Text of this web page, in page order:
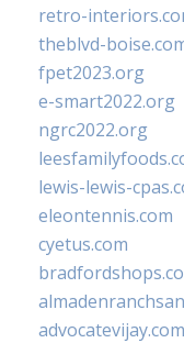
retro-
theblvd-
fpet2023.org
e-smart2022.org
ngrc2022.org
lewis-lewis-
eleontennis.com
cyetus.com
advocatevijay.com